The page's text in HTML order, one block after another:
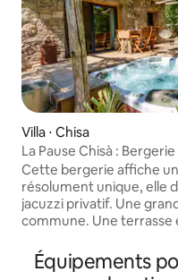
Villa ⋅ Chisa
La Pause Chisà :
Cette bergerie affiche
résolument unique, elle
jacuzzi privatif. Une
commune. Une terrasse en bois
rivière avec vue imprenable sur la vallée
du Travu. Un endroit
Équipements